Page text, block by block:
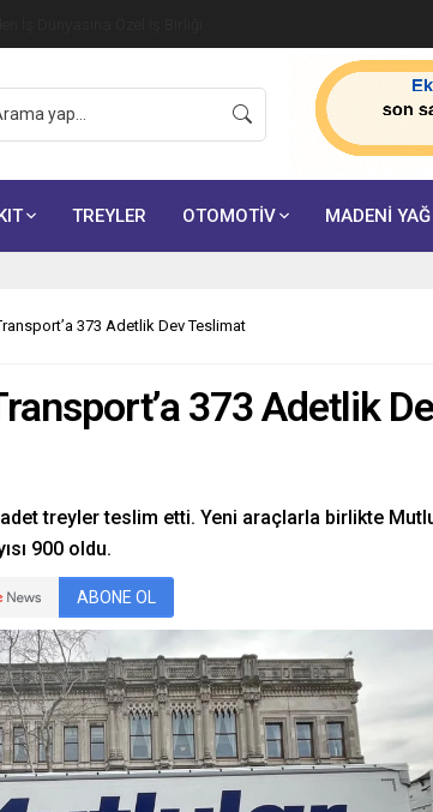
TREYLER OTOMOTİV MADENİ YAĞ
373 Adetlik Dev Teslimat
373 Adetlik
treyler teslim etti. Yeni araçlarla birlikte
900 oldu.
ABONE OL